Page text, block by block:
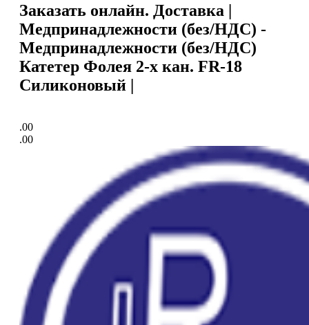
Заказать онлайн. Доставка |
Медпринадлежности (без/НДС) -
Медпринадлежности (без/НДС)
Катетер Фолея 2-х кан. FR-18
Силиконовый |
.00
.00